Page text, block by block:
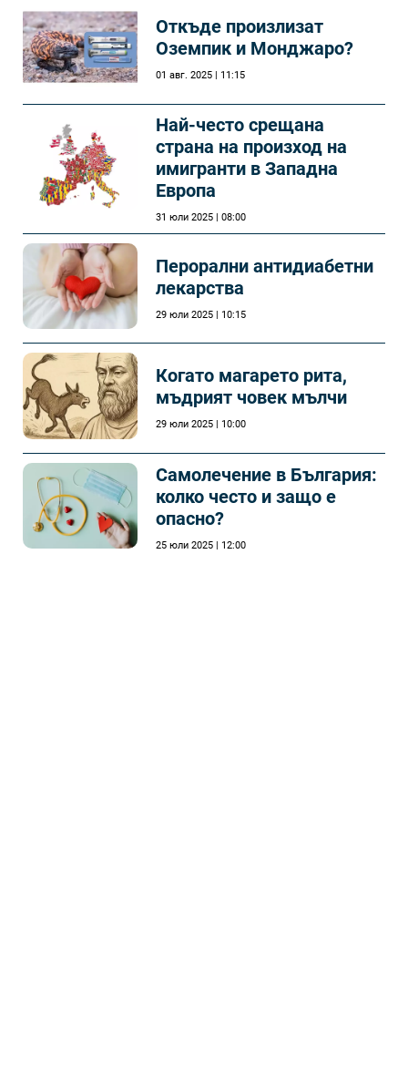
Откъде произлизат
Оземпик и Монджаро?
01 авг. 2025 | 11:15
Най-често срещана
страна на произход на
имигранти в Западна
Европа
31 юли 2025 | 08:00
Перорални антидиабетни
лекарства
29 юли 2025 | 10:15
Когато магарето рита,
мъдрият човек мълчи
29 юли 2025 | 10:00
Самолечeние в България:
колко често и защо е
опасно?
25 юли 2025 | 12:00